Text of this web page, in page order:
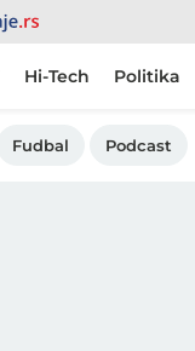
Hi-Tech Politika
Fudbal Podcast